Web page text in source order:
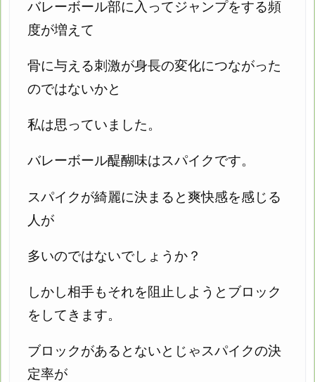
バレーボール部に入ってジャンプをする頻
度が増えて
骨に与える刺激が身長の変化につながった
のではないかと
私は思っていました。
バレーボール醍醐味はスパイクです。
スパイクが綺麗に決まると爽快感を感じる
人が
多いのではないでしょうか？
しかし相手もそれを阻止しようとブロック
をしてきます。
ブロックがあるとないとじゃスパイクの決
定率が